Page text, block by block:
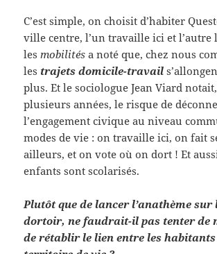
C’est simple, on choisit d’habiter
ville centre, l’un travaille ici et l’autre
les mobilités a noté que, chez nous
les trajets domicile-travail
plus. Et le sociologue Jean Viard
plusieurs années, le risque de
l’engagement civique au niveau
modes de vie : on travaille ici, on fait
ailleurs, et on vote où on dort ! Et
enfants sont scolarisés.
Plutôt que de lancer l’anathème
dortoir, ne faudrait-il pas tenter de
de rétablir le lien entre les